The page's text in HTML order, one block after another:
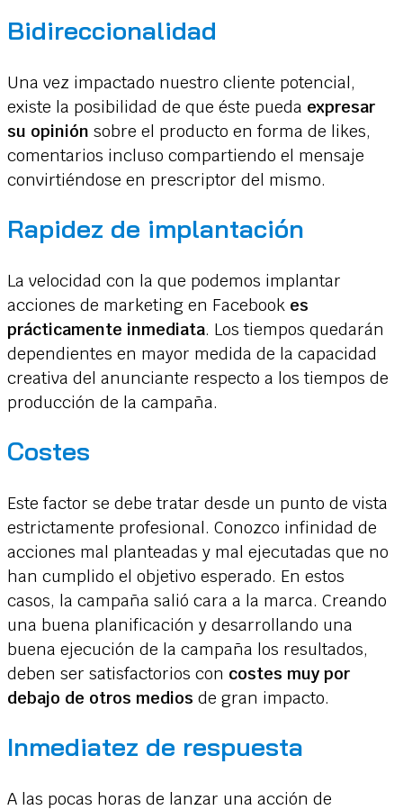
Bidireccionalidad
Una vez impactado nuestro cliente potencial,
existe la posibilidad de que éste pueda expresar
su opinión sobre el producto en forma de likes,
comentarios incluso compartiendo el mensaje
convirtiéndose en prescriptor del mismo.
Rapidez de implantación
La velocidad con la que podemos implantar
acciones de marketing en Facebook es
prácticamente inmediata. Los tiempos quedarán
dependientes en mayor medida de la capacidad
creativa del anunciante respecto a los tiempos de
producción de la campaña.
Costes
Este factor se debe tratar desde un punto de vista
estrictamente profesional. Conozco infinidad de
acciones mal planteadas y mal ejecutadas que no
han cumplido el objetivo esperado. En estos
casos, la campaña salió cara a la marca. Creando
una buena planificación y desarrollando una
buena ejecución de la campaña los resultados,
deben ser satisfactorios con costes muy por
debajo de otros medios de gran impacto.
Inmediatez de respuesta
A las pocas horas de lanzar una acción de